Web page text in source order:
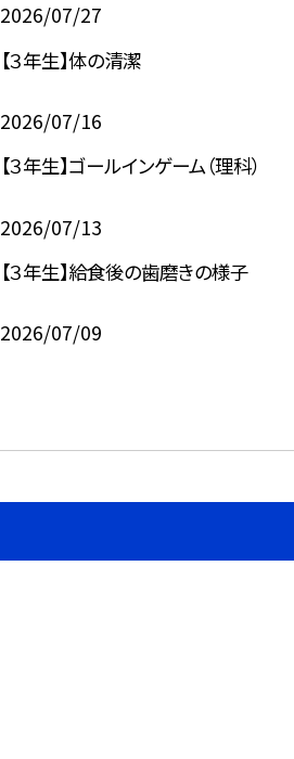
2026/07/27
【３年生】体の清潔
2026/07/16
【３年生】ゴールインゲーム（理科）
2026/07/13
【３年生】給食後の歯磨きの様子
2026/07/09